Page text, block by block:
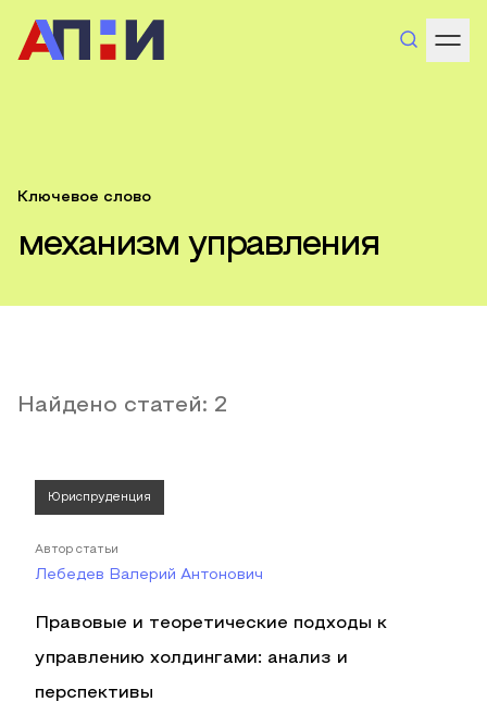
Ключевое слово
механизм управления
Найдено статей: 2
Юриспруденция
Автор статьи
Лебедев Валерий Антонович
Правовые и теоретические подходы к
управлению холдингами: анализ и
перспективы